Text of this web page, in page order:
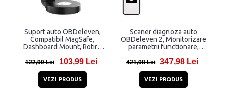
Suport auto OBDeleven,
Compatibil MagSafe,
Dashboard Mount, Rotire
122,99 Lei 103,99 Lei
VEZI PRODUS
Scaner diagnoza auto
OBDeleven 2, Monitorizare
parametrii functionare,
421,98 Lei 347,98 Lei
VEZI PRODUS